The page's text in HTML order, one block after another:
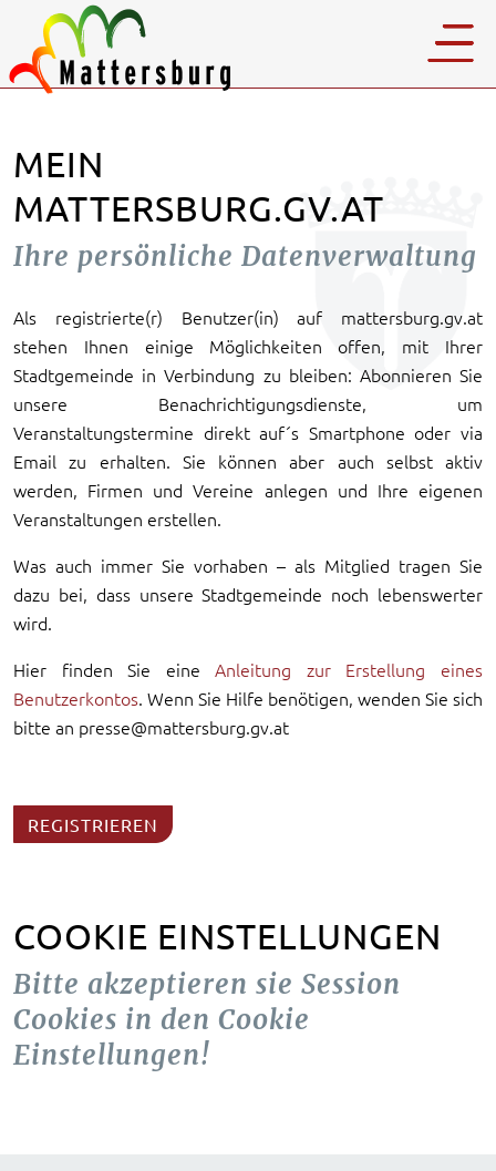
MEIN
MATTERSBURG.GV.AT
Ihre persönliche Datenverwaltung
Als registrierte(r) Benutzer(in) auf mattersburg.gv.at
stehen Ihnen einige Möglichkeiten offen, mit Ihrer
Stadtgemeinde in Verbindung zu bleiben: Abonnieren Sie
unsere Benachrichtigungsdienste, um
Veranstaltungstermine direkt auf´s Smartphone oder via
Email zu erhalten. Sie können aber auch selbst aktiv
werden, Firmen und Vereine anlegen und Ihre eigenen
Veranstaltungen erstellen.
Was auch immer Sie vorhaben – als Mitglied tragen Sie
dazu bei, dass unsere Stadtgemeinde noch lebenswerter
wird.
Hier finden Sie eineAnleitung zur Erstellung eines
Benutzerkontos. Wenn Sie Hilfe benötigen, wenden Sie sich
bitte an presse@mattersburg.gv.at
REGISTRIEREN
COOKIE EINSTELLUNGEN
Bitte akzeptieren sie Session
Cookies in den Cookie
Einstellungen!